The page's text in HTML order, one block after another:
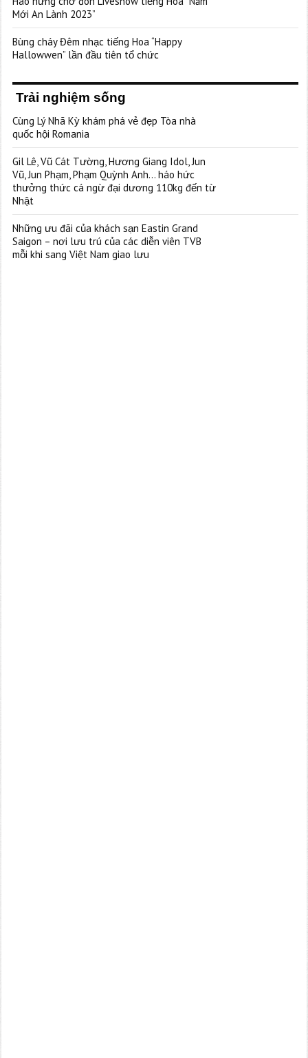
Mới An Lành 2023”
Bùng cháy Đêm nhạc tiếng Hoa “Happy
Hallowwen” lần đầu tiên tổ chức
Trải nghiệm sống
Cùng Lý Nhã Kỳ khám phá vẻ đẹp Tòa nhà
quốc hội Romania
Gil Lê, Vũ Cát Tường, Hương Giang Idol, Jun
Vũ, Jun Phạm, Phạm Quỳnh Anh… háo hức
thưởng thức cá ngừ đại dương 110kg đến từ
Nhật
Những ưu đãi của khách sạn Eastin Grand
Saigon – nơi lưu trú của các diễn viên TVB
mỗi khi sang Việt Nam giao lưu